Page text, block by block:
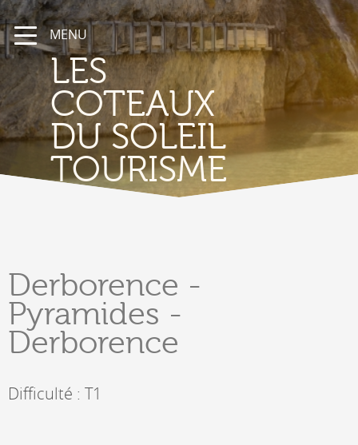
MENU
LES
COTEAUX
DU SOLEIL
TOURISME
Derborence -
Pyramides -
Derborence
Difficulté : T1